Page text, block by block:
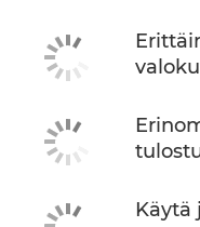
Käytä